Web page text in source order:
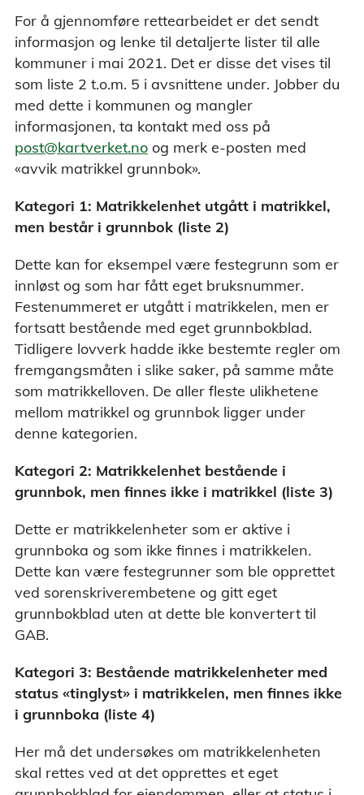
For å gjennomføre rettearbeidet er det sendt
informasjon og lenke til detaljerte lister til alle
kommuner i mai 2021. Det er disse det vises til
som liste 2 t.o.m. 5 i avsnittene under. Jobber du
med dette i kommunen og mangler
informasjonen, ta kontakt med oss på
post@kartverket.no og merk e-posten med
«avvik matrikkel grunnbok».
Kategori 1: Matrikkelenhet utgått i matrikkel,
men består i grunnbok (liste 2)
Dette kan for eksempel være festegrunn som er
innløst og som har fått eget bruksnummer.
Festenummeret er utgått i matrikkelen, men er
fortsatt bestående med eget grunnbokblad.
Tidligere lovverk hadde ikke bestemte regler om
fremgangsmåten i slike saker, på samme måte
som matrikkelloven. De aller fleste ulikhetene
mellom matrikkel og grunnbok ligger under
denne kategorien.
Kategori 2: Matrikkelenhet bestående i
grunnbok, men finnes ikke i matrikkel (liste 3)
Dette er matrikkelenheter som er aktive i
grunnboka og som ikke finnes i matrikkelen.
Dette kan være festegrunner som ble opprettet
ved sorenskriverembetene og gitt eget
grunnbokblad uten at dette ble konvertert til
GAB.
Kategori 3: Bestående matrikkelenheter med
status «tinglyst» i matrikkelen, men finnes ikke
i grunnboka (liste 4)
Her må det undersøkes om matrikkelenheten
skal rettes ved at det opprettes et eget